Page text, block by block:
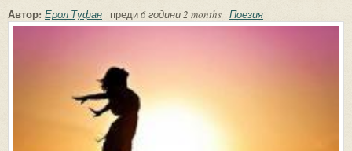
Автор: Ерол Туфан преди6 години 2 months Поезия